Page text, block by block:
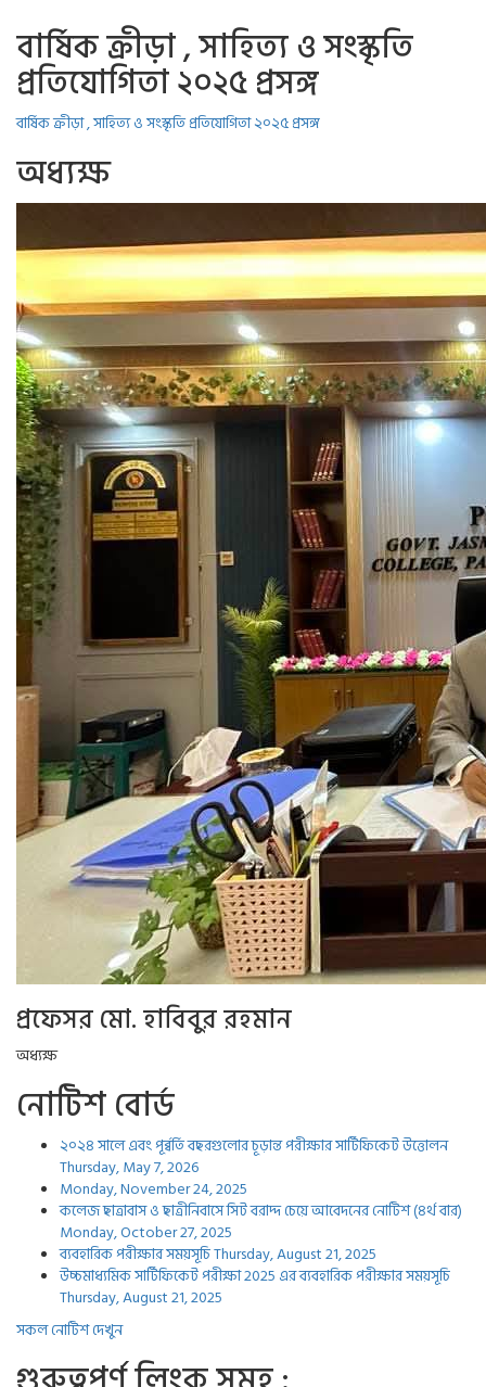
বার্ষিক ক্রীড়া , সাহিত্য ও সংস্কৃতি
প্রতিযোগিতা ২০২৫ প্রসঙ্গ
বার্ষিক ক্রীড়া , সাহিত্য ও সংস্কৃতি প্রতিযোগিতা ২০২৫ প্রসঙ্গ
অধ্যক্ষ
প্রফেসর মো. হাবিবুর রহমান
অধ্যক্ষ
নোটিশ বোর্ড
২০২৪ সালে এবং পূর্ব্বর্তি বছরগুলোর চূড়ান্ত পরীক্ষার সার্টিফিকেট উত্তোলন
Thursday, May 7, 2026
Monday, November 24, 2025
কলেজ ছাত্রাবাস ও ছাত্রীনিবাসে সিট বরাদ্দ চেয়ে আবেদনের নোটিশ (৪র্থ বার)
Monday, October 27, 2025
ব্যবহারিক পরীক্ষার সময়সূচিThursday, August 21, 2025
উচ্চমাধ্যমিক সার্টিফিকেট পরীক্ষা 2025 এর ব্যবহারিক পরীক্ষার সময়সূচি
Thursday, August 21, 2025
সকল নোটিশ দেখুন